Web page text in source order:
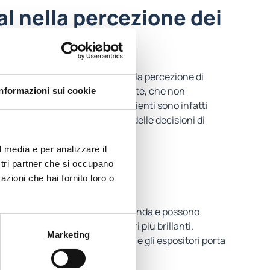
sui cookie
e per analizzare il
partner che si occupano
che hai fornito loro o
Marketing
nella percezione dei
dell’ambiente, ma anche della percezione di
la sostenibilità delle sue scelte, che non
di un’azienda sul mercato. I clienti sono infatti
influenzano il 70% delle decisioni di
wow
ad hoc per la tua azienda e possono
stampa serigrafica, per colori più brillanti.
per le gift card, il carrier e gli espositori porta